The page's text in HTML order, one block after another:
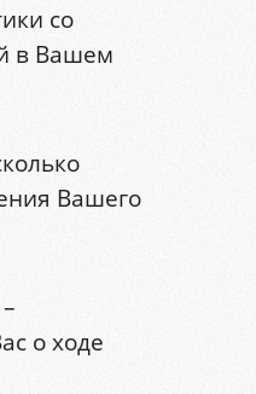
со
в Вашем
Вашего
о ходе